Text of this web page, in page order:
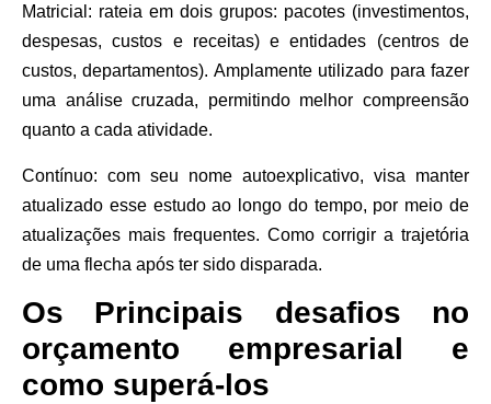
Matricial: rateia em dois grupos: pacotes (investimentos,
despesas, custos e receitas) e entidades (centros de
custos, departamentos). Amplamente utilizado para fazer
uma análise cruzada, permitindo melhor compreensão
quanto a cada atividade.
Contínuo: com seu nome autoexplicativo, visa manter
atualizado esse estudo ao longo do tempo, por meio de
atualizações mais frequentes. Como corrigir a trajetória
de uma flecha após ter sido disparada.
Os Principais desafios no
orçamento empresarial e
como superá-los